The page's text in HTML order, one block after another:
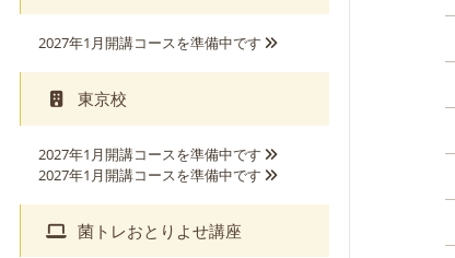
2027年1月開講コースを準備中です
東京校
2027年1月開講コースを準備中です
2027年1月開講コースを準備中です
菌トレおとりよせ講座